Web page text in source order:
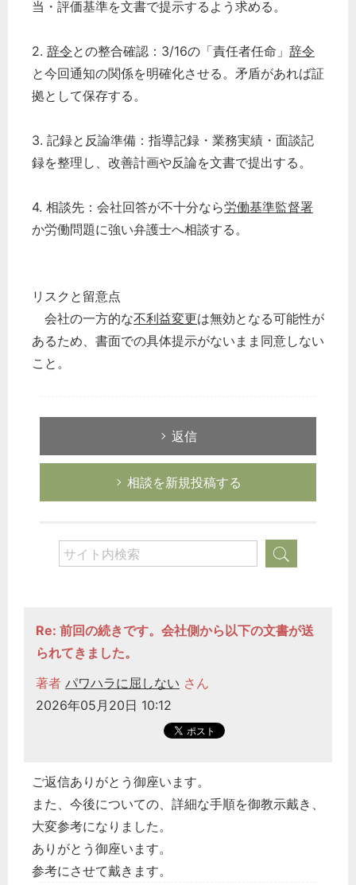
当・評価基準を文書で提示するよう求める。
2. 辞令との整合確認：3/16の「責任者任命」 辞令
と今回通知の関係を明確化させる。矛盾があれば証
拠として保存する。
3. 記録と反論準備：指導記録・業務実績・面談記
録を整理し、改善計画や反論を文書で提出する。
4. 相談先：会社回答が不十分なら労働基準監督署
か労働問題に強い弁護士へ相談する。
リスクと留意点
会社の一方的な不利益変更は無効となる可能性が
あるため、書面での具体提示がないまま同意しない
こと。
返信
相談を新規投稿する
Re: 前回の続きです。会社側から以下の文書が送
られてきました。
著者 パワハラに屈しない さん
2026年05月20日 10:12
ご返信ありがとう御座います。
また、今後についての、詳細な手順を御教示戴き、
大変参考になりました。
ありがとう御座います。
参考にさせて戴きます。